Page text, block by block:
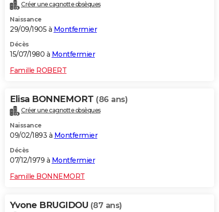
Créer une cagnotte obsèques
Naissance
29/09/1905 à Montfermier
Décès
15/07/1980 à Montfermier
Famille ROBERT
Elisa BONNEMORT (86 ans)
Créer une cagnotte obsèques
Naissance
09/02/1893 à Montfermier
Décès
07/12/1979 à Montfermier
Famille BONNEMORT
Yvone BRUGIDOU (87 ans)